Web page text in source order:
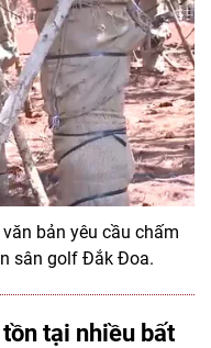
bản yêu cầu chấm
sân golf Đắk Đoa.
tại nhiều bất